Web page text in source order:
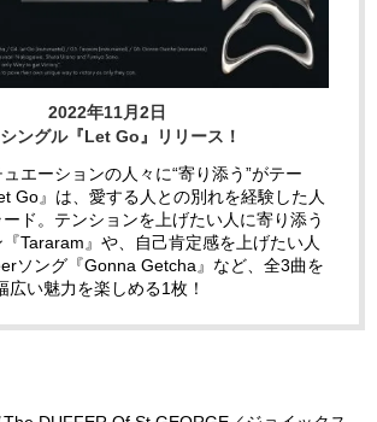
2022年11月2日
ングル『Let Go』リリース！
エーションの人々に“寄り添う”がテー
Go』は、愛する人との別れを経験した人
ド。テンションを上げたい人に寄り添う
Tararam』や、自己肯定感を上げたい人
ソング『Gonna Getcha』など、全3曲を
広い魅力を楽しめる1枚！